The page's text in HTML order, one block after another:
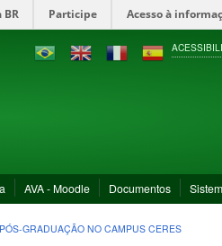
BR Participe Acesso à
AVA - Moodle Documentos
GRADUAÇÃO NO CAMPUS CERES